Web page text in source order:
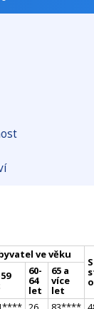
ve věku
60-
64
let
65 a
více
let